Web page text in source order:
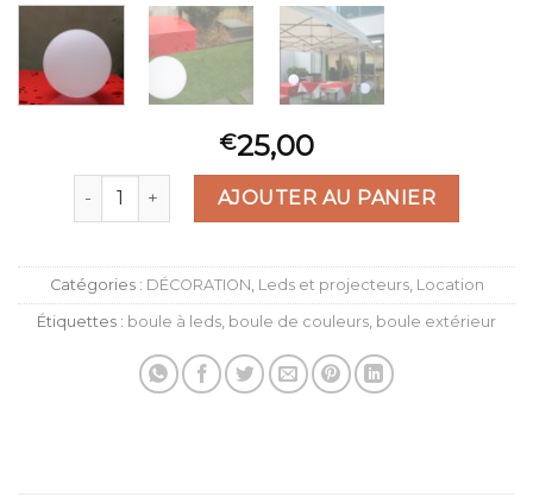
€25,00
quantité de Boule extérieureAJOUTER AU PANIER
Catégories : DÉCORATION Leds et projecteurs, Location
Étiquettes : boule à leds boule de couleurs boule extérieur